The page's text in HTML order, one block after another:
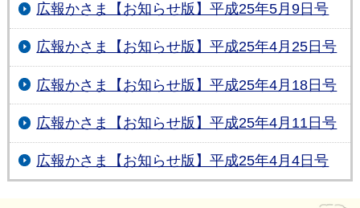
広報かさま【お知らせ版】平成25年5月9日号
広報かさま【お知らせ版】平成25年4月25日号
広報かさま【お知らせ版】平成25年4月18日号
広報かさま【お知らせ版】平成25年4月11日号
広報かさま【お知らせ版】平成25年4月4日号